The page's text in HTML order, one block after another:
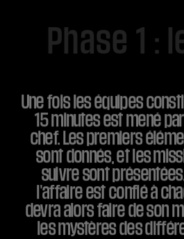
Phase 1 :
Une fois les équipes
15 minutes est mené
chef. Les premiers
sont donnés, et les
suivre sont
l'affaire est confié à
devra alors faire de son
les mystères des